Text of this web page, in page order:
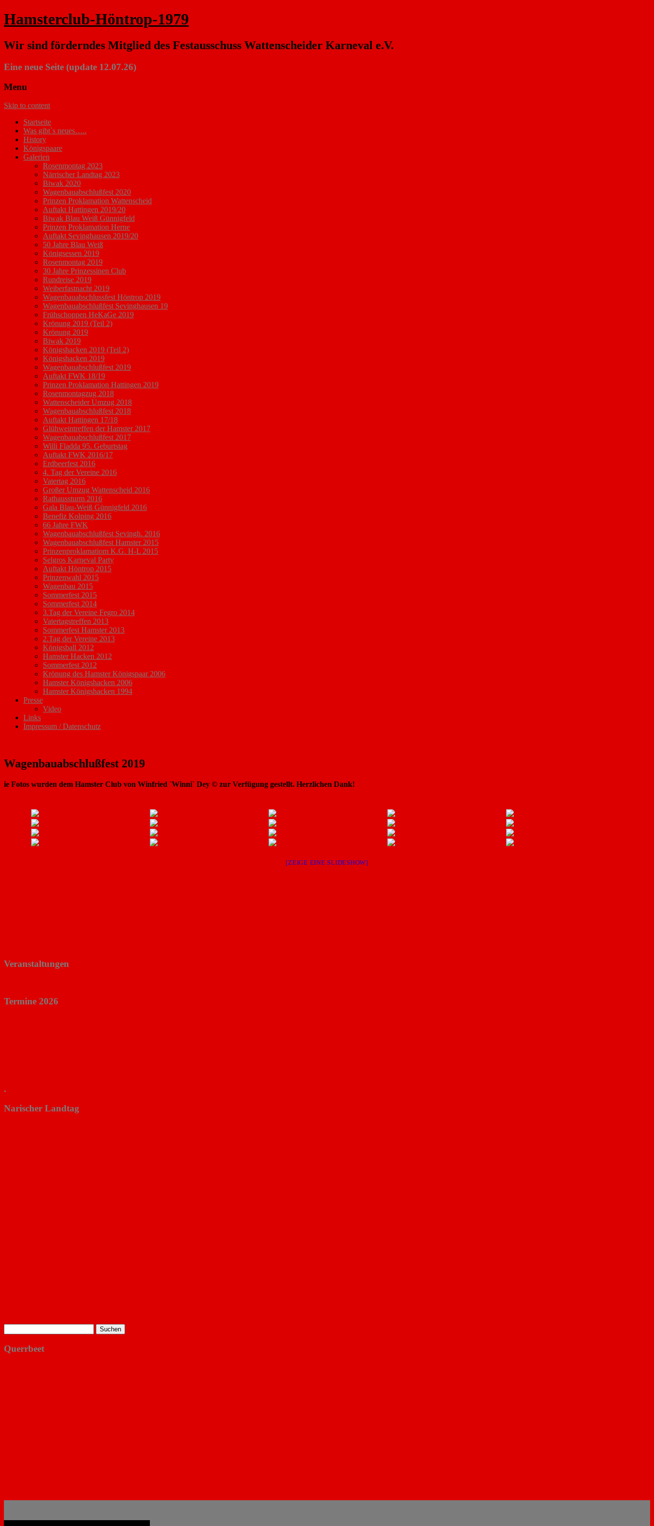
Hamsterclub-Höntrop-1979
Wir sind förderndes Mitglied des Festausschuss Wattenscheider Karneval e.V.
Eine neue Seite (update 12.07.26)
Menu
Skip to content
Startseite
Was gibt`s neues…..
History
Königspaare
Galerien
Rosenmontag 2023
Närrischer Landtag 2023
Biwak 2020
Wagenbauabschlußfest 2020
Prinzen Proklamation Wattenscheid
Auftakt Hattingen 2019/20
Biwak Blau Weiß Günnigfeld
Prinzen Proklamation Herne
Auftakt Sevinghausen 2019/20
50 Jahre Blau Weiß
Königsessen 2019
Rosenmontag 2019
30 Jahre Prinzessinen Club
Rundreise 2019
Weiberfastnacht 2019
Wagenbauabschlussfest Höntrop 2019
Wagenbauabschlußfest Sevinghausen 19
Frühschoppen HeKaGe 2019
Krönung 2019 (Teil 2)
Krönung 2019
Biwak 2019
Königshacken 2019 (Teil 2)
Königshacken 2019
Wagenbauabschlußfest 2019
Auftakt FWK 18/19
Prinzen Proklamation Hattingen 2019
Rosenmontagzug 2018
Wattenscheider Umzug 2018
Wagenbauabschlußfest 2018
Auftakt Hattingen 17/18
Glühweintreffen der Hamster 2017
Wagenbauabschlußfest 2017
Willi Fladda 95. Geburtstag
Auftakt FWK 2016/17
Erdbeerfest 2016
4. Tag der Vereine 2016
Vatertag 2016
Großer Umzug Wattenscheid 2016
Rathaussturm 2016
Gala Blau-Weiß Günnigfeld 2016
Benefiz Kolping 2016
66 Jahre FWK
Wagenbauabschlußfest Sevingh. 2016
Wagenbauabschlußfest Hamster 2015
Prinzenproklamatiom K.G. H-L 2015
Selgros Karneval Party
Auftakt Höntrop 2015
Prinzenwahl 2015
Wagenbau 2015
Sommerfest 2015
Sommerfest 2014
3.Tag der Vereine Fegro 2014
Vatertagstreffen 2013
Sommerfest Hamster 2013
2.Tag der Vereine 2013
Königsball 2012
Hamster Hacken 2012
Sommerfest 2012
Krönung des Hamster Königspaar 2006
Hamster Königshacken 2006
Hamster Königshacken 1994
Presse
Video
Links
Impressum / Datenschutz
Wagenbauabschlußfest 2019
ie Fotos wurden dem Hamster Club von Winfried `Winni` Dey © zur Verfügung gestellt. Herzlichen Dank!
[ZEIGE EINE SLIDESHOW]
Veranstaltungen
Termine 2026
.
Narischer Landtag
nach:
Querrbeet